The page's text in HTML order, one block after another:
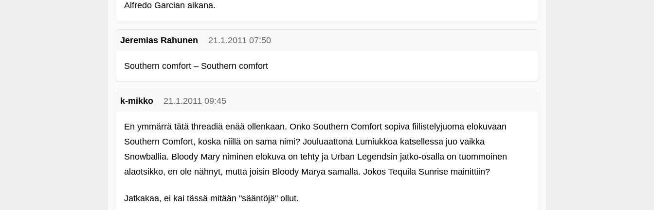
Alfredo Garcian aikana.
Jeremias Rahunen 21.1.2011 07:50
Southern comfort – Southern comfort
k-mikko 21.1.2011 09:45
En ymmärrä tätä threadiä enää ollenkaan. Onko Southern Comfort sopiva fiilistelyjuoma elokuvaan
Southern Comfort, koska niillä on sama nimi? Jouluaattona Lumiukkoa katsellessa juo vaikka
Snowballia. Bloody Mary niminen elokuva on tehty ja Urban Legendsin jatko-osalla on tuommoinen
alaotsikko, en ole nähnyt, mutta joisin Bloody Marya samalla. Jokos Tequila Sunrise mainittiin?
Jatkakaa, ei kai tässä mitään "sääntöjä" ollut.